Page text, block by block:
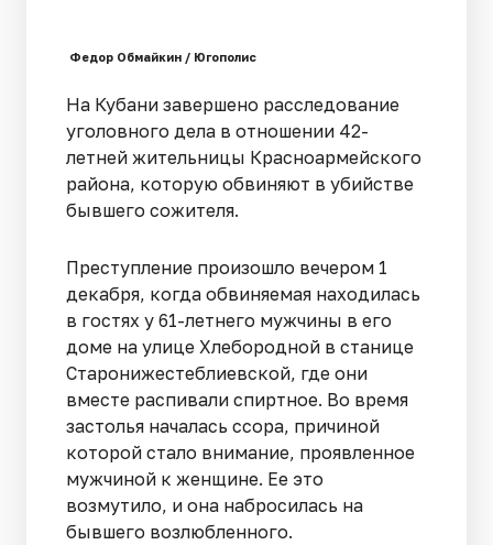
Федор Обмайкин / Югополис
На Кубани завершено расследование
уголовного дела в отношении 42-
летней жительницы Красноармейского
района, которую обвиняют в убийстве
бывшего сожителя.
Преступление произошло вечером 1
декабря, когда обвиняемая находилась
в гостях у 61-летнего мужчины в его
доме на улице Хлебородной в станице
Старонижестеблиевской, где они
вместе распивали спиртное. Во время
застолья началась ссора, причиной
которой стало внимание, проявленное
мужчиной к женщине. Ее это
возмутило, и она набросилась на
бывшего возлюбленного.